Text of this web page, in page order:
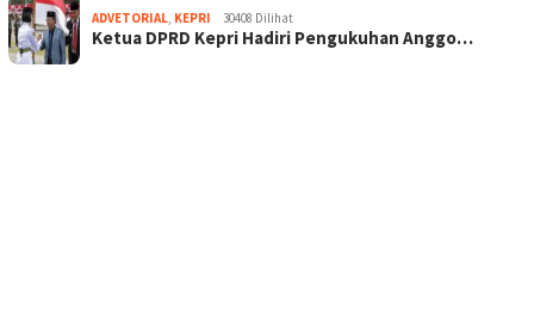
ADVETORIAL KEPRI 30408 Dilihat
Ketua DPRD Kepri Hadiri Pengukuhan Anggo…